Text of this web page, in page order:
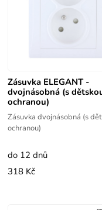
Zásuvka ELEGANT -
dvojnásobná (s
ochranou)
Zásuvka dvojnásobná (s
ochranou)
do 12 dnů
318 Kč